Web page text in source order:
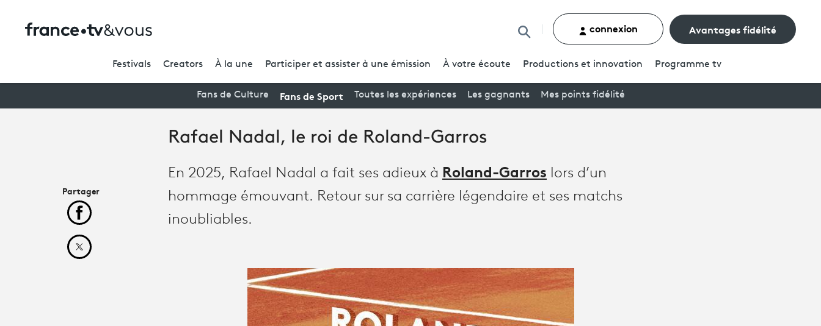
Rechercher un contenu
connexion Avantages fidélité
Festivals Creators À la une Participer et assister à une émission À votre écoute Productions et innovation Programme tv
Fans de Culture Fans de Sport Toutes les expériences Les gagnants Mes points fidélité
Rafael Nadal, le roi de Roland-Garros
En 2025, Rafael Nadal a fait ses adieux à Roland-Garros lors d’un
hommage émouvant. Retour sur sa carrière légendaire et ses matchs
inoubliables.
Partager
Partager cet article sur Facebook
Partager cet article sur X